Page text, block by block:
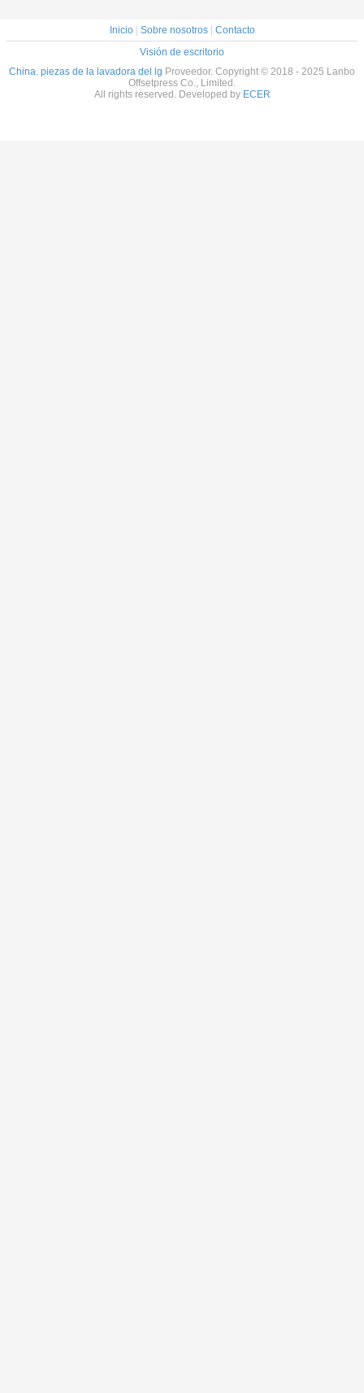
Inicio| Sobre nosotros| Contacto
Visión de escritorio
China. piezas de la lavadora del lg Proveedor. Copyright © 2018 - 2025 Lanbo
Offsetpress Co., Limited.
All rights reserved. Developed by ECER